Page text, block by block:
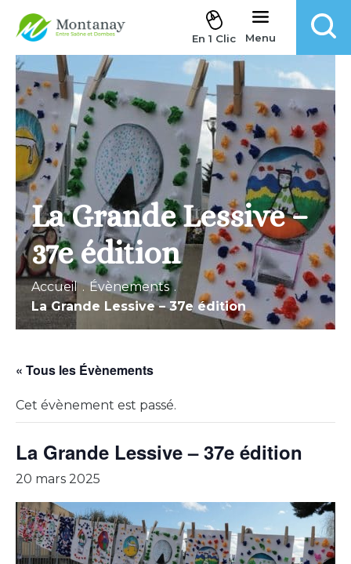
Aller au contenu
En 1 Clic Menu
La Grande Lessive –
37e édition
Accueil . Évènements .
La Grande Lessive – 37e édition
« Tous les Évènements
Cet évènement est passé.
La Grande Lessive – 37e édition
20 mars 2025